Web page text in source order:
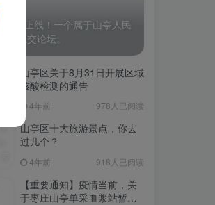
读
”正式上线！一个属于山亭人民
、社交论坛。
山亭区关于8月31日开展区域
核酸检测的通告
4年前 978人已阅读
山亭区十大旅游景点，你去
过几个？
4年前 918人已阅读
【重要通知】疫情当前，关
于枣庄山亭单采血浆站暂停